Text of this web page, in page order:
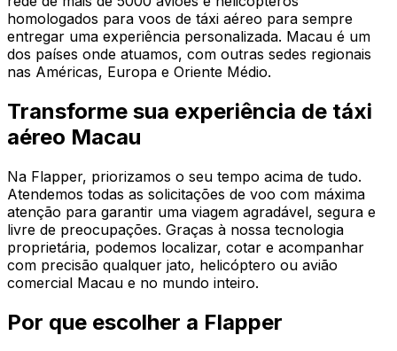
homologados para voos de táxi aéreo para sempre
entregar uma experiência personalizada. Macau é um
dos países onde atuamos, com outras sedes regionais
nas Américas, Europa e Oriente Médio.
Transforme sua experiência de táxi
aéreo Macau
Na Flapper, priorizamos o seu tempo acima de tudo.
Atendemos todas as solicitações de voo com máxima
atenção para garantir uma viagem agradável, segura e
livre de preocupações. Graças à nossa tecnologia
proprietária, podemos localizar, cotar e acompanhar
com precisão qualquer jato, helicóptero ou avião
comercial Macau e no mundo inteiro.
Por que escolher a Flapper